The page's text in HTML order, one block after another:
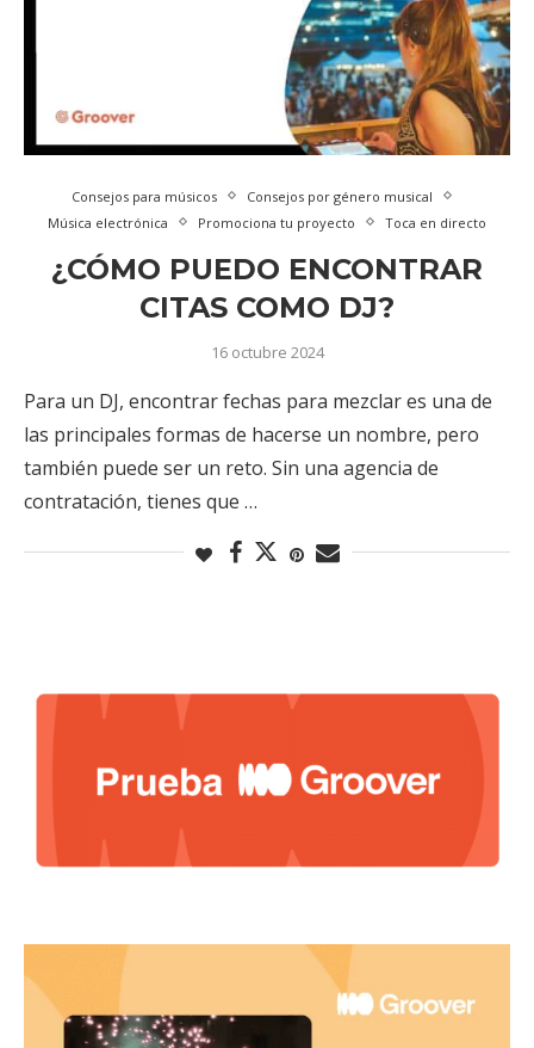
Consejos para músicos
Consejos por género musical
Música electrónica
Promociona tu proyecto Toca en directo
¿CÓMO PUEDO ENCONTRAR
CITAS COMO DJ?
16 octubre 2024
Para un DJ, encontrar fechas para mezclar es una de
las principales formas de hacerse un nombre, pero
también puede ser un reto. Sin una agencia de
contratación, tienes que …